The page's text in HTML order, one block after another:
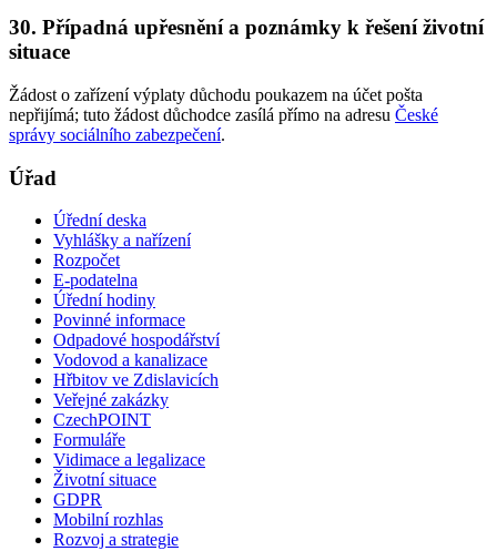
30. Případná upřesnění a poznámky k řešení životní
situace
Žádost o zařízení výplaty důchodu poukazem na účet pošta
nepřijímá; tuto žádost důchodce zasílá přímo na adresu České
správy sociálního zabezpečení.
Úřad
Úřední deska
Vyhlášky a nařízení
Rozpočet
E-podatelna
Úřední hodiny
Povinné informace
Odpadové hospodářství
Vodovod a kanalizace
Hřbitov ve Zdislavicích
Veřejné zakázky
CzechPOINT
Formuláře
Vidimace a legalizace
Životní situace
GDPR
Mobilní rozhlas
Rozvoj a strategie